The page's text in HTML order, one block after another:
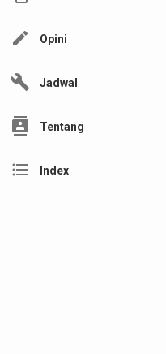
edit Opini
build Jadwal
contacts Tentang
format_list_bulleted Index